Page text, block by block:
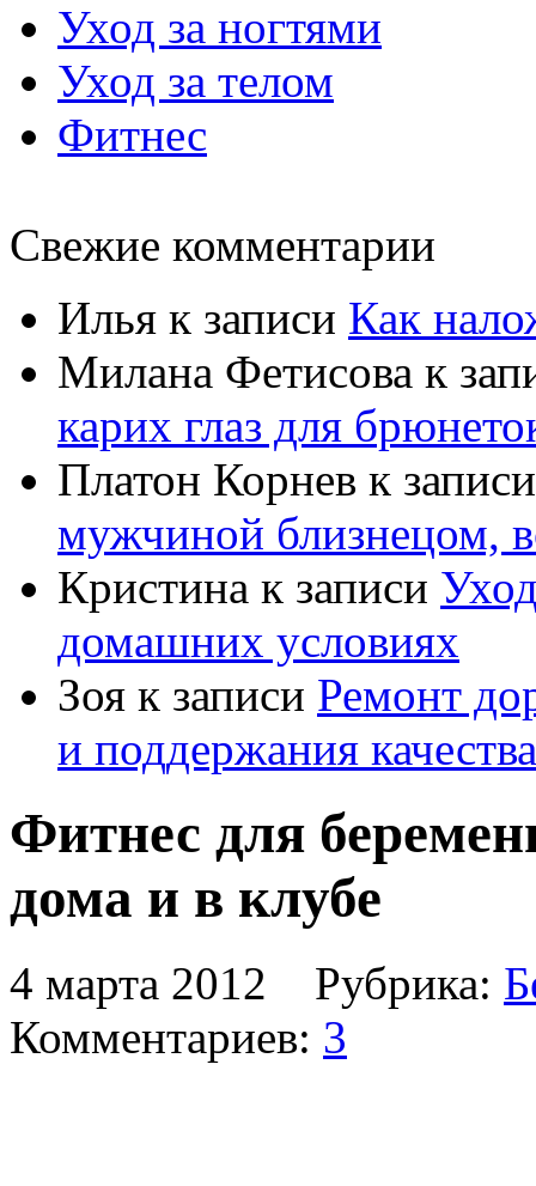
Уход за ногтями
Уход за телом
Фитнес
Свежие комментарии
Илья к записи Как
Милана Фетисова к
карих глаз для
Платон Корнев к
мужчиной близнецом,
Кристина к записи
домашних условиях
Зоя к записи Ремонт
и поддержания качества
Фитнес для
дома и в клубе
4 марта 2012 Рубрика:
Комментариев: 3